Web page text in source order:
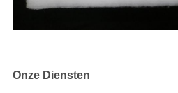
Onze Diensten